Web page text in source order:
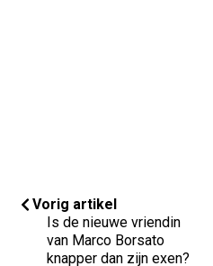
Vorig artikel
Is de nieuwe vriendin
van Marco Borsato
knapper dan zijn exen?